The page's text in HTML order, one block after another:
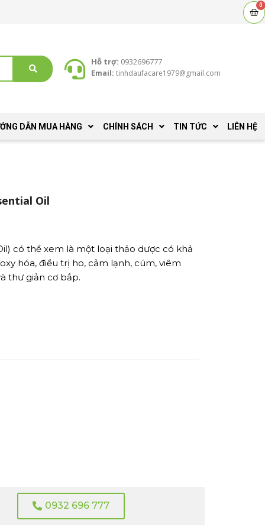
0
Hỗ trợ: 0932696777
Email: tinhdaufacare1979@gmail.com
DẪN MUA HÀNG CHÍNH SÁCH TIN TỨC LIÊN HỆ
Oil
có thể xem là một loại thảo dược có khả
hóa, điều trị ho, cảm lạnh, cúm, viêm
thư giản cơ bắp.
0932 696 777